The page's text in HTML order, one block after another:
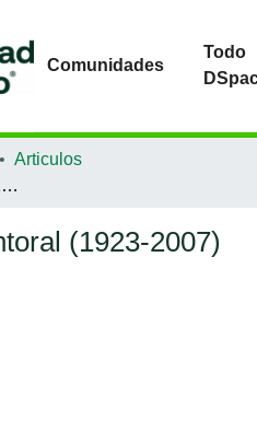
Comunidades
Todo
Articulos
Amado Pelén Cantoral (1923-2007)
(1923-2007)